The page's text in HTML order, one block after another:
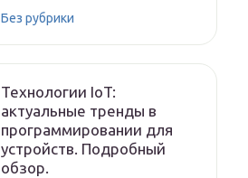
Без рубрики
Технологии IoT:
актуальные тренды в
программировании для
устройств. Подробный
обзор.